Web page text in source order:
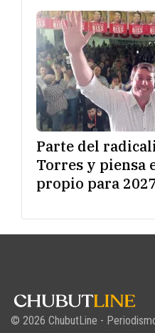
Parte del
Torres y piensa
propio para
© 2026 ChubutLine -